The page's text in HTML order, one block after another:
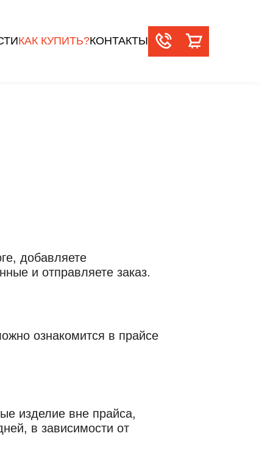
КАК КУПИТЬ?КОНТАКТЫ
добавляете
и отправляете заказ.
ознакомится в прайсе
изделие вне прайса,
в зависимости от